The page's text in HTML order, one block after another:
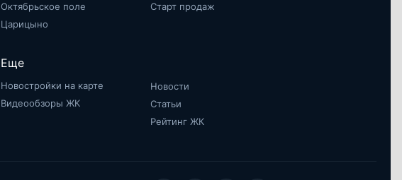
Октябрьское поле
Царицыно
Старт продаж
Еще
Новостройки на карте
Видеообзоры ЖК
Новости
Статьи
Рейтинг ЖК